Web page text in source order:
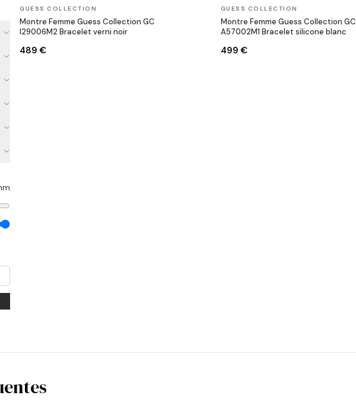
En stock
GUESS COLLECTION
Montre Femme Guess Collection GC
I29006M2 Bracelet verni noir
489 €
En stock
GUESS COLLECTION
Montre Femme Guess Collection GC
A57002M1 Bracelet silicone blanc
499 €